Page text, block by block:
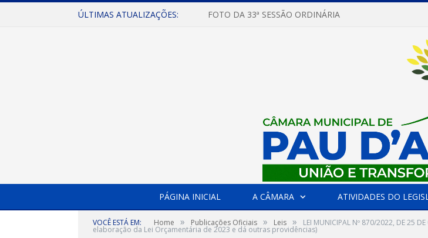
ÚLTIMAS ATUALIZAÇÕES: FOTO DA 33ª SESSÃO ORDINÁRIA
PÁGINA INICIAL A CÂMARA ATIVIDADES DO
VOCÊ ESTÁ EM: Home » Publicações Oficiais » Leis » LEI MUNICIPAL Nº 870/2022, DE 25
elaboração da Lei Orçamentária de 2023 e dá outras providências)